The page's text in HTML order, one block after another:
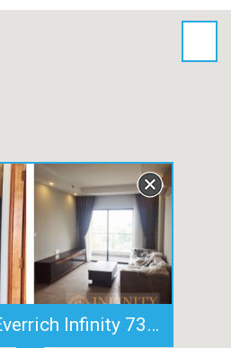
Bán căn hộ Everrich Infinity 73m2 với 2 phòng ngủ có sẵn nội thất cao cấp